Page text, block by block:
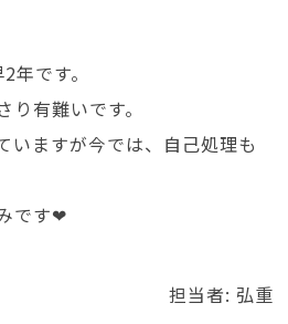
です。
有難いです。
いますが今では、自己処理も
です❤
担当者: 弘重